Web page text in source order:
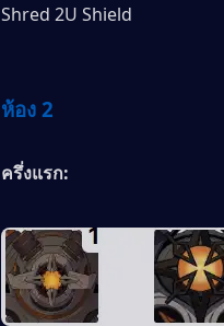
Shred 2U Shield
ห้อง 2
ครึ่งแรก: